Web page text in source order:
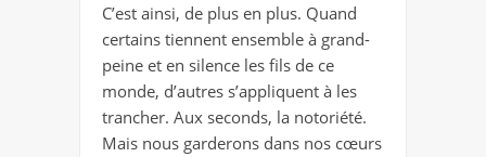
C’est ainsi, de plus en plus. Quand
certains tiennent ensemble à grand-
peine et en silence les fils de ce
monde, d’autres s’appliquent à les
trancher. Aux seconds, la notoriété.
Mais nous garderons dans nos cœurs